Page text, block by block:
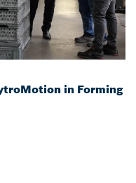
in Forming